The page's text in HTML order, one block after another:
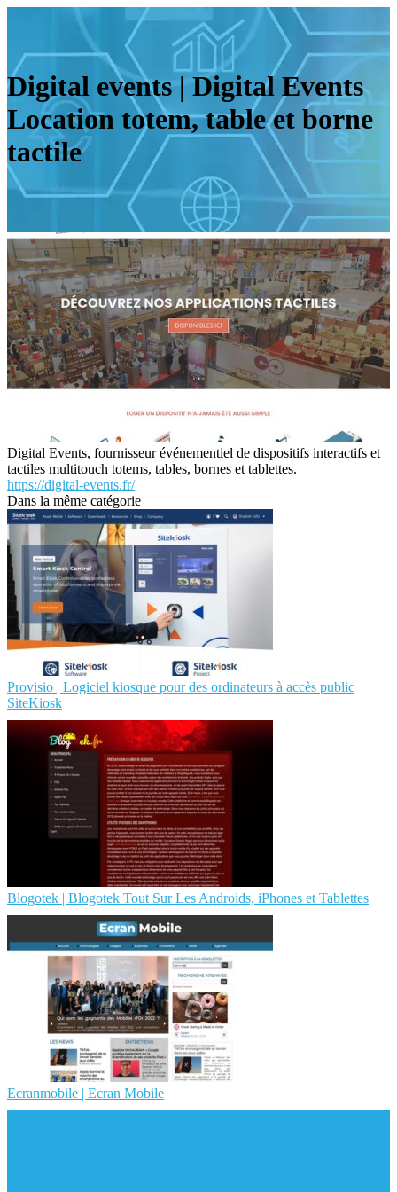
Digital events | Digital Events
Location totem, table et borne
tactile
Digital Events, fournisseur événementiel de dispositifs interactifs et
tactiles multitouch totems, tables, bornes et tablettes.
https://digital-events.fr/
Dans la même catégorie
Provisio | Logiciel kiosque pour des ordinateurs à accès public
SiteKiosk
Blogotek | Blogotek Tout Sur Les Androids, iPhones et Tablettes
Ecranmobile | Ecran Mobile